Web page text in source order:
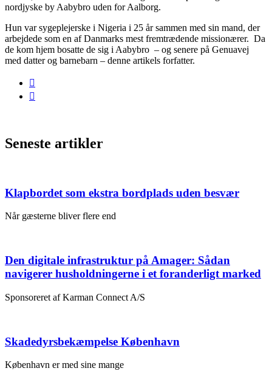
nordjyske by Aabybro uden for Aalborg.
Hun var sygeplejerske i Nigeria i 25 år sammen med sin mand, der
arbejdede som en af Danmarks mest fremtrædende missionærer. Da
de kom hjem bosatte de sig i Aabybro – og senere på Genuavej
med datter og barnebarn – denne artikels forfatter.
Seneste artikler
Klapbordet som ekstra bordplads uden besvær
Når gæsterne bliver flere end
Den digitale infrastruktur på Amager: Sådan
navigerer husholdningerne i et foranderligt marked
Sponsoreret af Karman Connect A/S
Skadedyrsbekæmpelse København
København er med sine mange